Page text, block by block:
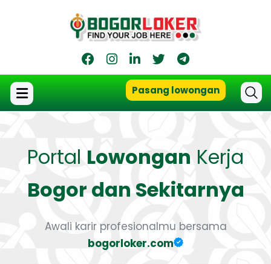
Pasang lowongan
Portal Lowongan Kerja
Bogor dan Sekitarnya
Awali karir profesionalmu bersama
bogorloker.com